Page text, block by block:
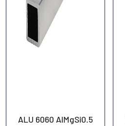
ALU 6060 AlMgSi0.5